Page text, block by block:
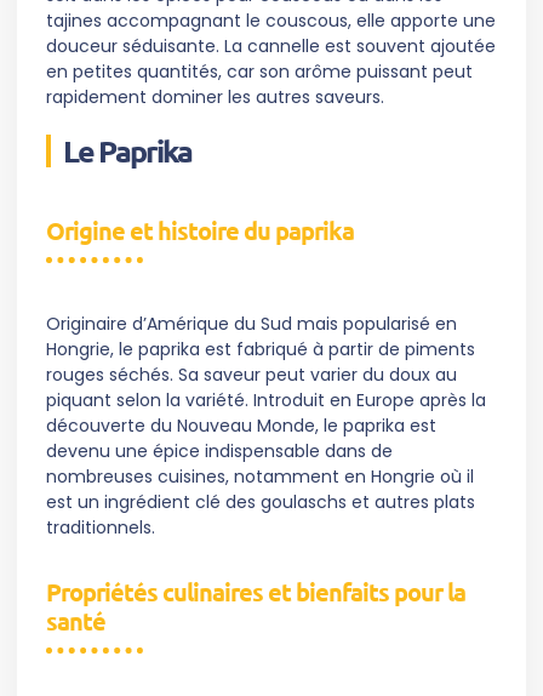
tajines accompagnant le couscous, elle apporte une
douceur séduisante. La cannelle est souvent ajoutée
en petites quantités, car son arôme puissant peut
rapidement dominer les autres saveurs.
Le Paprika
Origine et histoire du paprika
Originaire d’Amérique du Sud mais popularisé en
Hongrie, le paprika est fabriqué à partir de piments
rouges séchés. Sa saveur peut varier du doux au
piquant selon la variété. Introduit en Europe après la
découverte du Nouveau Monde, le paprika est
devenu une épice indispensable dans de
nombreuses cuisines, notamment en Hongrie où il
est un ingrédient clé des goulaschs et autres plats
traditionnels.
Propriétés culinaires et bienfaits pour la
santé